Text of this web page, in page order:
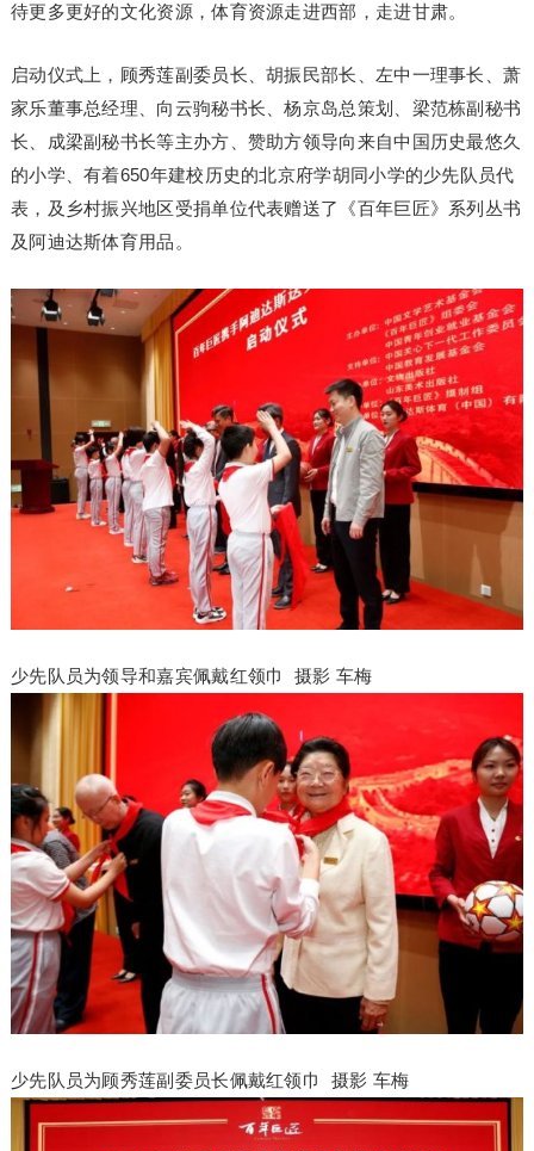
待更多更好的文化资源，体育资源走进西部，走进甘肃。
启动仪式上，顾秀莲副委员长、胡振民部长、左中一理事长、萧
家乐董事总经理、向云驹秘书长、杨京岛总策划、梁范栋副秘书
长、成梁副秘书长等主办方、赞助方领导向来自中国历史最悠久
的小学、有着650年建校历史的北京府学胡同小学的少先队员代
表，及乡村振兴地区受捐单位代表赠送了《百年巨匠》系列丛书
及阿迪达斯体育用品。
少先队员为领导和嘉宾佩戴红领巾 摄影 车梅
少先队员为顾秀莲副委员长佩戴红领巾 摄影 车梅